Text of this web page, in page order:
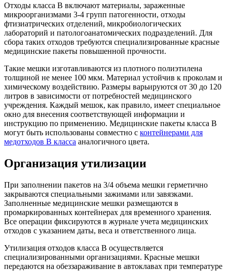
Отходы класса В включают материалы, зараженные
микроорганизмами 3-4 групп патогенности, отходы
фтизиатрических отделений, микробиологических
лабораторий и патологоанатомических подразделений. Для
сбора таких отходов требуются специализированные красные
медицинские пакеты повышенной прочности.
Такие мешки изготавливаются из плотного полиэтилена
толщиной не менее 100 мкм. Материал устойчив к проколам и
химическому воздействию. Размеры варьируются от 30 до 120
литров в зависимости от потребностей медицинского
учреждения. Каждый мешок, как правило, имеет специальное
окно для внесения соответствующей информации и
инструкцию по применению. Медицинские пакеты класса В
могут быть использованы совместно с контейнерами для
медотходов В класса аналогичного цвета.
Организация утилизации
При заполнении пакетов на 3/4 объема мешки герметично
закрываются специальными зажимами или завязками.
Заполненные медицинские мешки размещаются в
промаркированных контейнерах для временного хранения.
Все операции фиксируются в журнале учета медицинских
отходов с указанием даты, веса и ответственного лица.
Утилизация отходов класса В осуществляется
специализированными организациями. Красные мешки
передаются на обеззараживание в автоклавах при температуре